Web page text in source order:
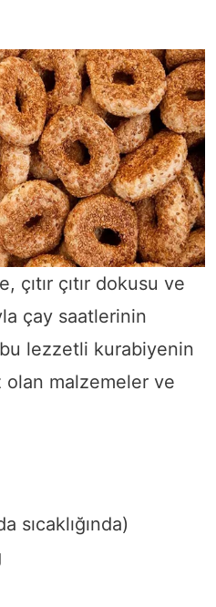
çıtır çıtır dokusu ve
çay saatlerinin
lezzetli kurabiyenin
olan malzemeler ve
sıcaklığında)